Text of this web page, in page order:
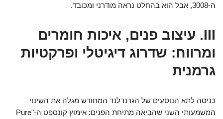
ה-3008, אבל הוא בהחלט נראה מודרני ומכובד.
III. עיצוב פנים, איכות חומרים
ומרווח: שדרוג דיגיטלי ופרקטיות
גרמנית
כניסה לתא הנוסעים של הגרנדלנד המחודש מגלה את השינוי
המשמעותי השני שהביאה מתיחת הפנים: אימוץ קונספט ה-"Pure